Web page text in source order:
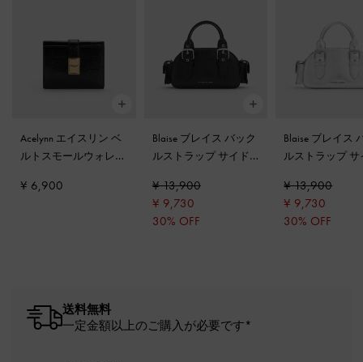
Acelynn エイスリン ベ
ルトスモールウォレッ
¥ 6,900
Blaise ブレイス バック
ルストラップ サイド
ッグ- ノワール
¥ 13,900
¥ 9,730
30% OFF
Blaise ブレイス
ルストラップ サ
ッグ-シルバー
¥ 13,900
¥ 9,730
30% OFF
送料無料
一定金額以上のご購入が必要です*